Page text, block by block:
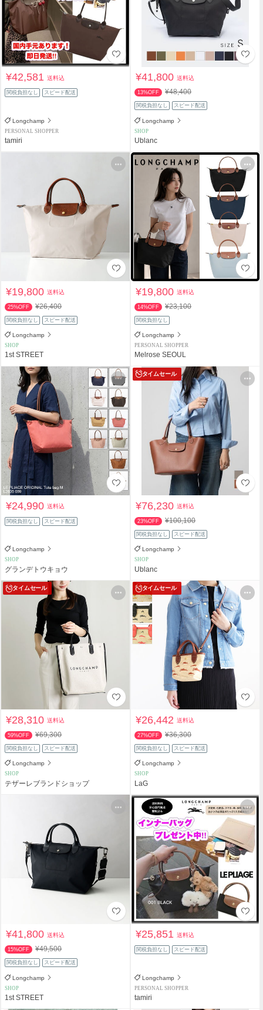
¥42,581送料込
関税負担なし スピード配送
Longchamp
PERSONAL SHOPPER
tamiri
¥41,800送料込
13%OFF ¥48,400
関税負担なし スピード配送
Longchamp
SHOP
Ublanc
¥19,800送料込
25%OFF ¥26,400
関税負担なし スピード配送
Longchamp
SHOP
1st STREET
¥19,800送料込
14%OFF ¥23,100
関税負担なし
Longchamp
PERSONAL SHOPPER
Melrose SEOUL
¥24,990送料込
関税負担なし スピード配送
Longchamp
SHOP
グランデトウキョウ
タイムセール
¥76,230送料込
23%OFF ¥100,100
関税負担なし スピード配送
Longchamp
SHOP
Ublanc
タイムセール
¥28,310送料込
59%OFF ¥69,300
関税負担なし スピード配送
Longchamp
SHOP
テザーレブランドショップ
タイムセール
¥26,442送料込
27%OFF ¥36,300
関税負担なし スピード配送
Longchamp
SHOP
LaG
¥41,800送料込
15%OFF ¥49,500
関税負担なし スピード配送
Longchamp
SHOP
1st STREET
¥25,851送料込
関税負担なし スピード配送
Longchamp
PERSONAL SHOPPER
tamiri